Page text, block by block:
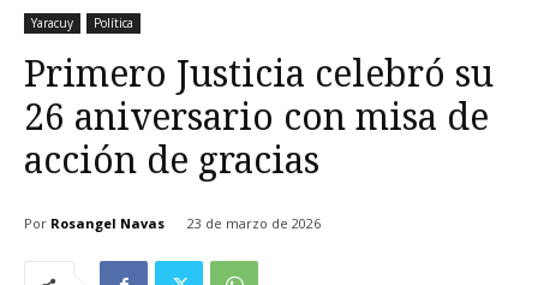
Yaracuy Política
Primero Justicia celebró su
26 aniversario con misa de
acción de gracias
Por Rosangel Navas 23 de marzo de 2026